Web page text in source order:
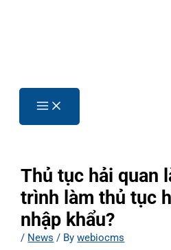
Thủ tục hải quan
trình làm thủ tục
nhập khẩu?
/ News / Bywebiocms